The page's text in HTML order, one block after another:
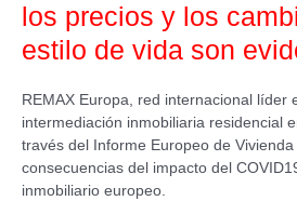
los precios y los
estilo de vida son
REMAX Europa, red internacional líder
intermediación inmobiliaria residencial
través del Informe Europeo de
consecuencias del impacto del
inmobiliario europeo.